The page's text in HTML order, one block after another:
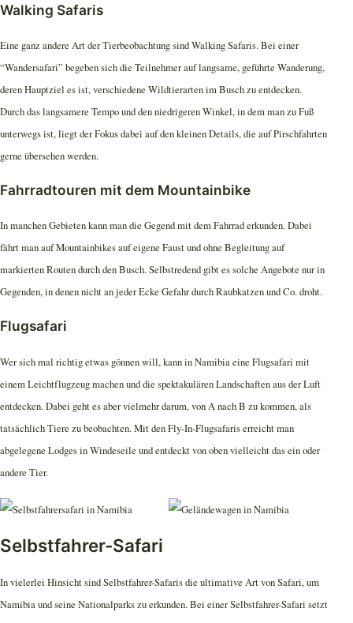
Walking Safaris
Eine ganz andere Art der Tierbeobachtung sind Walking Safaris. Bei einer
“Wandersafari” begeben sich die Teilnehmer auf langsame, geführte Wanderung,
deren Hauptziel es ist, verschiedene Wildtierarten im Busch zu entdecken.
Durch das langsamere Tempo und den niedrigeren Winkel, in dem man zu Fuß
unterwegs ist, liegt der Fokus dabei auf den kleinen Details, die auf Pirschfahrten
gerne übersehen werden.
Fahrradtouren mit dem Mountainbike
In manchen Gebieten kann man die Gegend mit dem Fahrrad erkunden. Dabei
fährt man auf Mountainbikes auf eigene Faust und ohne Begleitung auf
markierten Routen durch den Busch. Selbstredend gibt es solche Angebote nur in
Gegenden, in denen nicht an jeder Ecke Gefahr durch Raubkatzen und Co. droht.
Flugsafari
Wer sich mal richtig etwas gönnen will, kann in Namibia eine Flugsafari mit
einem Leichtflugzeug machen und die spektakulären Landschaften aus der Luft
entdecken. Dabei geht es aber vielmehr darum, von A nach B zu kommen, als
tatsächlich Tiere zu beobachten. Mit den Fly-In-Flugsafaris erreicht man
abgelegene Lodges in Windeseile und entdeckt von oben vielleicht das ein oder
andere Tier.
Selbstfahrer-Safari
In vielerlei Hinsicht sind Selbstfahrer-Safaris die ultimative Art von Safari, um
Namibia und seine Nationalparks zu erkunden. Bei einer Selbstfahrer-Safari setzt